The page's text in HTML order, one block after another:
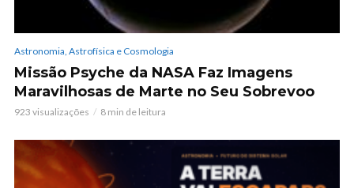
Astronomia, Astrofísica e Cosmologia
Missão Psyche da NASA Faz Imagens
Maravilhosas de Marte no Seu Sobrevoo
923 visualizações 8 min de leitura